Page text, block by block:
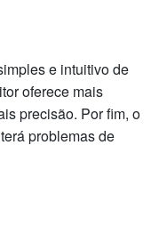
e intuitivo de
oferece mais
precisão. Por fim, o
problemas de